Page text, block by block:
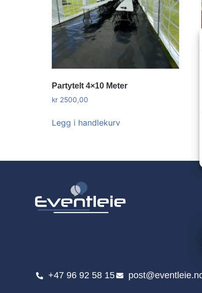
Partytelt 4×10 Meter
kr 2500,00
Legg i handlekurv
+47 96 92 58 15